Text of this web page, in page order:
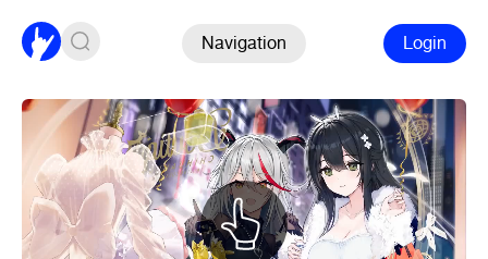
Navigation Login